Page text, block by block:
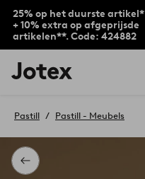
25% op het duurste artikel*
+ 10% extra op afgeprijsde
artikelen**. Code: 424882
Jotex
logo
to
home
page
Terug
Pastill Pastill - Meubels